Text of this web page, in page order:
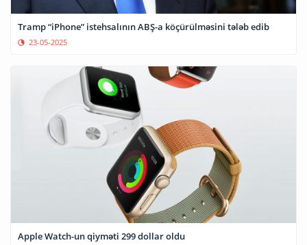
Tramp “iPhone” istehsalının ABŞ-a köçürülməsini tələb edib
23-05-2025
Apple Watch-un qiyməti 299 dollar oldu